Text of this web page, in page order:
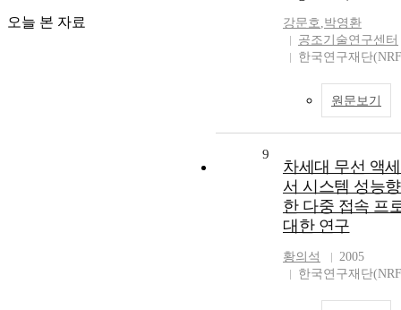
오늘 본 자료 강문호,박영환
공조기술연구센터
한국연구재단
원문보기
9
차세대 무선 액
서 시스템 성능
한 다중 접속 프
대한 연구
황의석
2005
한국연구재단